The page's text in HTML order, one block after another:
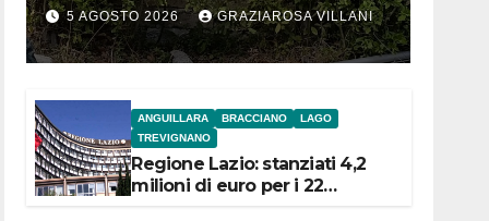
5 AGOSTO 2026 GRAZIAROSA VILLANI
ANGUILLARA BRACCIANO
LAGO
TREVIGNANO
Regione Lazio: stanziati 4,2
milioni di euro per i 22